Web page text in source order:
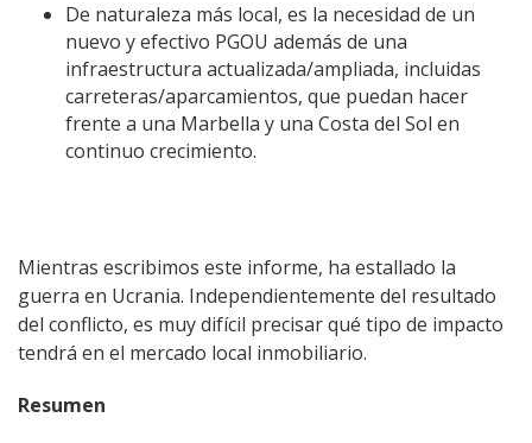
De naturaleza más local, es la necesidad de un
nuevo y efectivo PGOU además de una
infraestructura actualizada/ampliada, incluidas
carreteras/aparcamientos, que puedan hacer
frente a una Marbella y una Costa del Sol en
continuo crecimiento.
Mientras escribimos este informe, ha estallado la
guerra en Ucrania. Independientemente del resultado
del conflicto, es muy difícil precisar qué tipo de impacto
tendrá en el mercado local inmobiliario.
Resumen